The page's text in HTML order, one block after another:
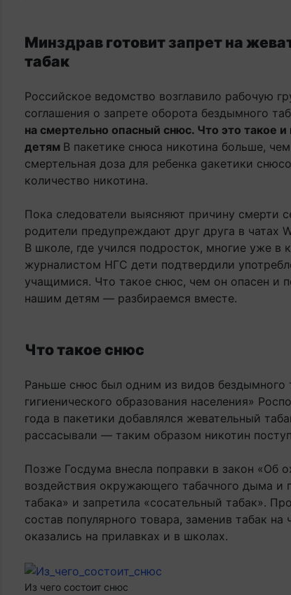
Минздрав готовит запрет на
табак
Российское ведомство возглавило рабочую
соглашения о запрете оборота бездымного
на смертельно опасный снюс. Что это такое
детям В пакетике снюса никотина больше,
смертельная доза для ребенка gакетики
количество никотина.
Пока следователи выясняют причину смерти
родители предупреждают друг друга в чатах
В школе, где учился подросток, многие уже в
журналистом НГС дети подтвердили
учащимися. Что такое снюс, чем он опасен и
нашим детям — разбираемся вместе.
Что такое снюс
Раньше снюс был одним из видов бездымного
гигиенического образования населения»
года в пакетики добавлялся жевательный
рассасывали — таким образом никотин
Позже Госдума внесла поправки в закон «Об
воздействия окружающего табачного дыма и
табака» и запретила «сосательный табак».
состав популярного товара, заменив табак
оказались на прилавках и в школах.
Из чего состоит снюс